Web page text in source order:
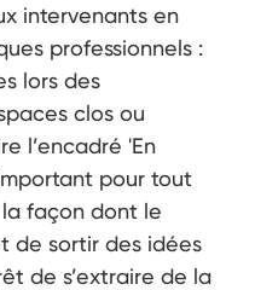
intervenants en
professionnels :
lors des
clos ou
l’encadré 'En
pour tout
façon dont le
de sortir des idées
de s’extraire de la